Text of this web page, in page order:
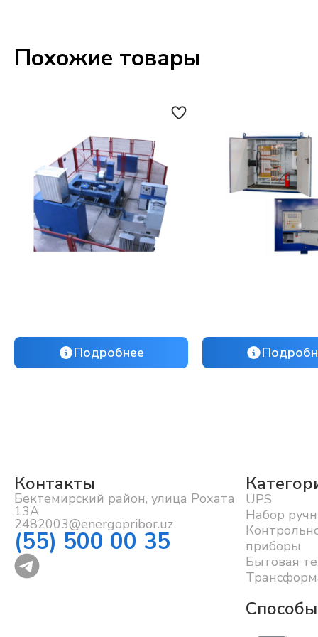
Похожие товары
Подробнее
Контакты
Бектемирский район, улица Рохата
13А
2482003@energopribor.uz
(55) 500 00 35
UPS
Набор
приборы
Бытовая